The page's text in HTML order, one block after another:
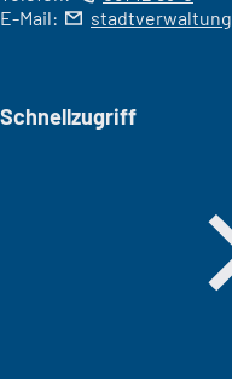
E-Mail:
stadtverwaltung
Schnellzugriff